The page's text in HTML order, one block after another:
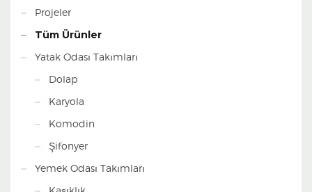
Projeler
Tüm Ürünler
Yatak Odası Takımları
Dolap
Karyola
Komodin
Şifonyer
Yemek Odası Takımları